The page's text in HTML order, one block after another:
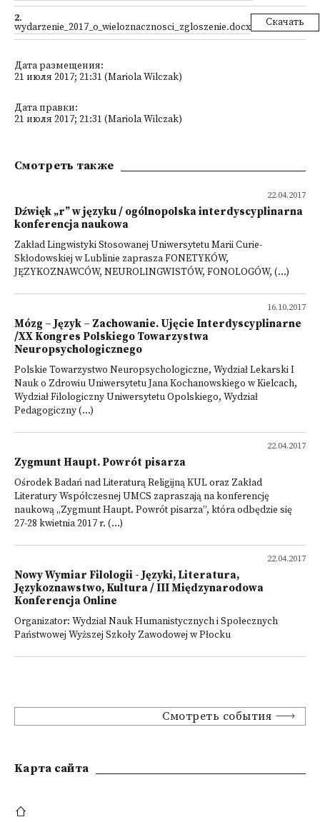
2.
wydarzenie_2017_o_wieloznacznosci_zgloszenie.docx Скачать
Дата размещения:
21 июля 2017; 21:31 (Mariola Wilczak)
Дата правки:
21 июля 2017; 21:31 (Mariola Wilczak)
Смотреть также
22.04.2017
Dźwięk „r” w języku / ogólnopolska interdyscyplinarna
konferencja naukowa
Zakład Lingwistyki Stosowanej Uniwersytetu Marii Curie-
Skłodowskiej w Lublinie zaprasza FONETYKÓW,
JĘZYKOZNAWCÓW, NEUROLINGWISTÓW, FONOLOGÓW, (...)
16.10.2017
Mózg – Język – Zachowanie. Ujęcie Interdyscyplinarne
/XX Kongres Polskiego Towarzystwa
Neuropsychologicznego
Polskie Towarzystwo Neuropsychologiczne, Wydział Lekarski I
Nauk o Zdrowiu Uniwersytetu Jana Kochanowskiego w Kielcach,
Wydział Filologiczny Uniwersytetu Opolskiego, Wydział
Pedagogiczny (...)
22.04.2017
Zygmunt Haupt. Powrót pisarza
Ośrodek Badań nad Literaturą Religijną KUL oraz Zakład
Literatury Współczesnej UMCS zapraszają na konferencję
naukową „Zygmunt Haupt. Powrót pisarza”, która odbędzie się
27-28 kwietnia 2017 r. (...)
22.04.2017
Nowy Wymiar Filologii - Języki, Literatura,
Językoznawstwo, Kultura / III Międzynarodowa
Konferencja Online
Organizator: Wydział Nauk Humanistycznych i Społecznych
Państwowej Wyższej Szkoły Zawodowej w Płocku
Смотреть события
Kарта сайта